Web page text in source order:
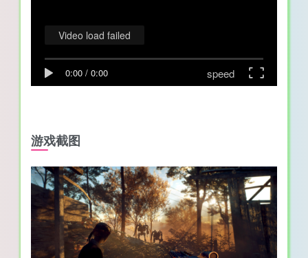
0:00 / 0:00 speed
Video load failed
游戏截图